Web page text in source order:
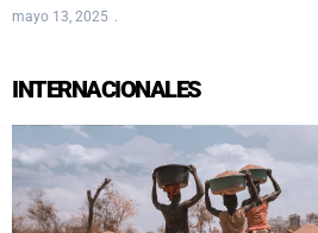
mayo 13, 2025
INTERNACIONALES